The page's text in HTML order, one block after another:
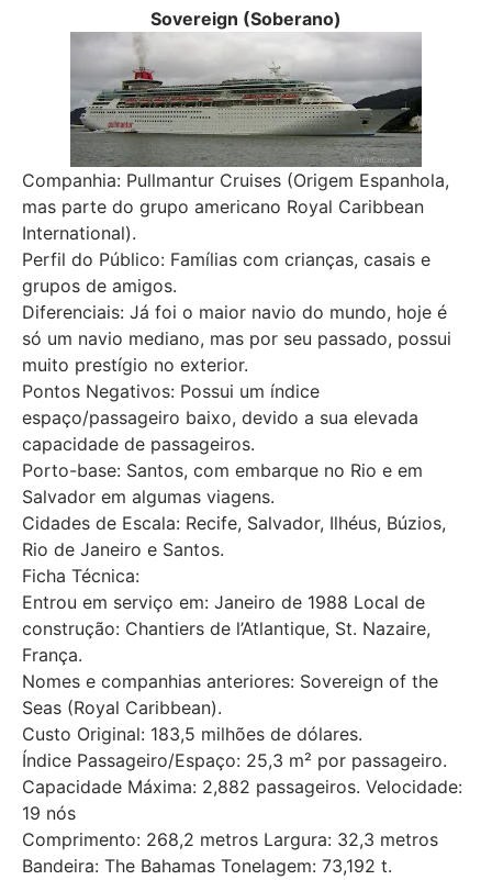
Sovereign (Soberano)
Companhia: Pullmantur Cruises (Origem Espanhola,
mas parte do grupo americano Royal Caribbean
International).
Perfil do Público: Famílias com crianças, casais e
grupos de amigos.
Diferenciais: Já foi o maior navio do mundo, hoje é
só um navio mediano, mas por seu passado, possui
muito prestígio no exterior.
Pontos Negativos: Possui um índice
espaço/passageiro baixo, devido a sua elevada
capacidade de passageiros.
Porto-base: Santos, com embarque no Rio e em
Salvador em algumas viagens.
Cidades de Escala: Recife, Salvador, Ilhéus, Búzios,
Rio de Janeiro e Santos.
Ficha Técnica:
Entrou em serviço em: Janeiro de 1988 Local de
construção: Chantiers de l’Atlantique, St. Nazaire,
França.
Nomes e companhias anteriores: Sovereign of the
Seas (Royal Caribbean).
Custo Original: 183,5 milhões de dólares.
Índice Passageiro/Espaço: 25,3 m² por passageiro.
Capacidade Máxima: 2,882 passageiros. Velocidade:
19 nós
Comprimento: 268,2 metros Largura: 32,3 metros
Bandeira: The Bahamas Tonelagem: 73,192 t.